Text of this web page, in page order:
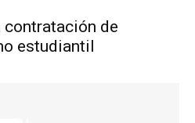
de
estudiantil